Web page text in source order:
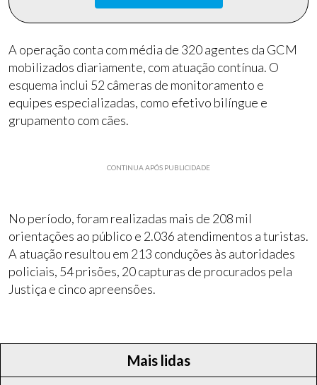
A operação conta com média de 320 agentes da GCM
mobilizados diariamente, com atuação contínua. O
esquema inclui 52 câmeras de monitoramento e
equipes especializadas, como efetivo bilíngue e
grupamento com cães.
CONTINUA APÓS PUBLICIDADE
No período, foram realizadas mais de 208 mil
orientações ao público e 2.036 atendimentos a turistas.
A atuação resultou em 213 conduções às autoridades
policiais, 54 prisões, 20 capturas de procurados pela
Justiça e cinco apreensões.
Mais lidas